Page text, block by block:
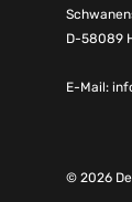
D-58089
E-Mail:
© 2026